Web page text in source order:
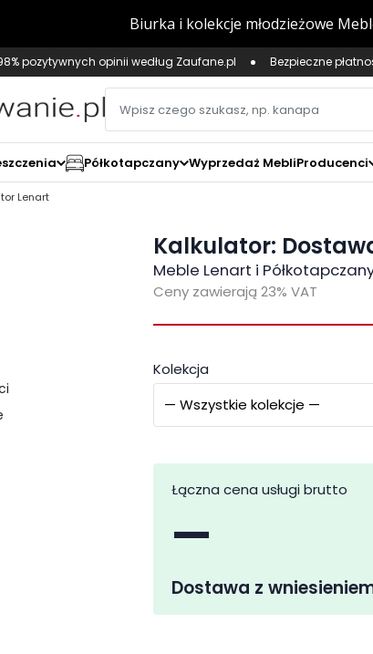
pozytywnych opinii według Zaufane.pl Bezpieczne
Półkotapczany Wyprzedaż MebliProducenci
Lenart
Kalkulator:
Meble Lenart i
Ceny zawierają 23% VAT
Kolekcja
Łączna cena usługi brutto
—
Dostawa z